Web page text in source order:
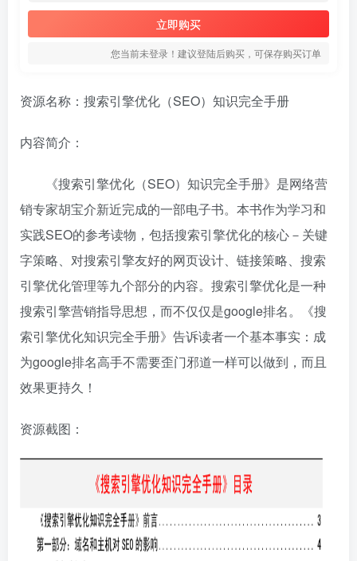
立即购买
您当前未登录！建议登陆后购买，可保存购买订单
资源名称：搜索引擎优化（SEO）知识完全手册
内容简介：
《搜索引擎优化（SEO）知识完全手册》是网络营
销专家胡宝介新近完成的一部电子书。本书作为学习和
实践SEO的参考读物，包括搜索引擎优化的核心－关键
字策略、对搜索引擎友好的网页设计、链接策略、搜索
引擎优化管理等九个部分的内容。搜索引擎优化是一种
搜索引擎营销指导思想，而不仅仅是google排名。《搜
索引擎优化知识完全手册》告诉读者一个基本事实：成
为google排名高手不需要歪门邪道一样可以做到，而且
效果更持久！
资源截图：